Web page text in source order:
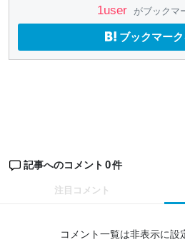
1user がブックマ
ブックマー
記事へのコメント 0件
注目コメント
コメント一覧は非表示に設